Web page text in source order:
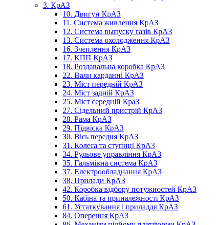
3. КрАЗ
10. Двигун КрАЗ
11. Система живлення КрАЗ
12. Система выпуску газів КрАЗ
13. Система охолодження КрАЗ
16. Зчеплення КрАЗ
17. КПП КрАЗ
18. Роздавальна коробка КрАЗ
22. Вали карданні КрАЗ
23. Міст передній КрАЗ
24. Міст задній КрАЗ
25. Міст середній КраЗ
27. Сідельний пристрій КрАЗ
28. Рама КрАЗ
29. Підвіска КрАЗ
30. Вісь передня КрАЗ
31. Колеса та ступиці КрАЗ
34. Рульове управління КрАЗ
35. Гальмівна система КрАЗ
37. Електрообладнання КрАЗ
38. Прилади КрАЗ
42. Коробка відбору потужностей КрАЗ
50. Кабіна та приналежності КрАЗ
61. Устаткування і приладдя КрАЗ
84. Оперення КрАЗ